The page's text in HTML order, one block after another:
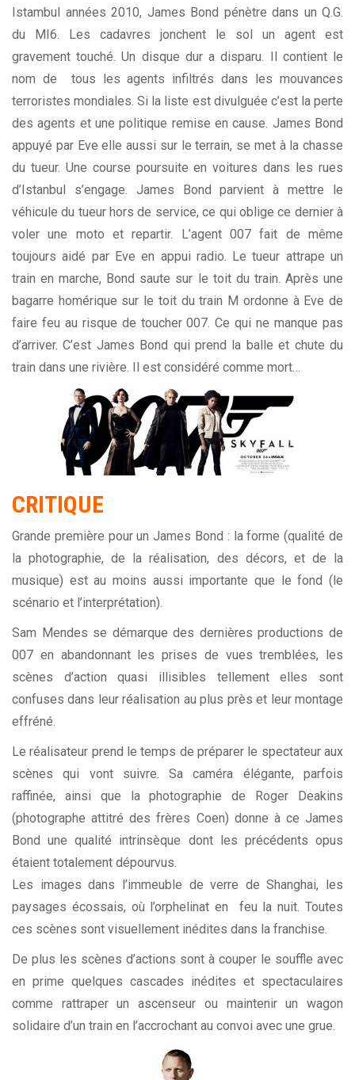
Istambul années 2010, James Bond pénètre dans un Q.G.
du MI6. Les cadavres jonchent le sol un agent est
gravement touché. Un disque dur a disparu. Il contient le
nom de tous les agents infiltrés dans les mouvances
terroristes mondiales. Si la liste est divulguée c’est la perte
des agents et une politique remise en cause. James Bond
appuyé par Eve elle aussi sur le terrain, se met à la chasse
du tueur. Une course poursuite en voitures dans les rues
d’Istanbul s’engage. James Bond parvient à mettre le
véhicule du tueur hors de service, ce qui oblige ce dernier à
voler une moto et repartir. L’agent 007 fait de même
toujours aidé par Eve en appui radio. Le tueur attrape un
train en marche, Bond saute sur le toit du train. Après une
bagarre homérique sur le toit du train M ordonne à Eve de
faire feu au risque de toucher 007. Ce qui ne manque pas
d’arriver. C’est James Bond qui prend la balle et chute du
train dans une rivière. Il est considéré comme mort…
CRITIQUE
Grande première pour un James Bond : la forme (qualité de
la photographie, de la réalisation, des décors, et de la
musique) est au moins aussi importante que le fond (le
scénario et l’interprétation).
Sam Mendes se démarque des dernières productions de
007 en abandonnant les prises de vues tremblées, les
scènes d’action quasi illisibles tellement elles sont
confuses dans leur réalisation au plus près et leur montage
effréné.
Le réalisateur prend le temps de préparer le spectateur aux
scènes qui vont suivre. Sa caméra élégante, parfois
raffinée, ainsi que la photographie de Roger Deakins
(photographe attitré des frères Coen) donne à ce James
Bond une qualité intrinsèque dont les précédents opus
étaient totalement dépourvus.
Les images dans l’immeuble de verre de Shanghai, les
paysages écossais, où l’orphelinat en feu la nuit. Toutes
ces scènes sont visuellement inédites dans la franchise.
De plus les scènes d’actions sont à couper le souffle avec
en prime quelques cascades inédites et spectaculaires
comme rattraper un ascenseur ou maintenir un wagon
solidaire d’un train en l’accrochant au convoi avec une grue.